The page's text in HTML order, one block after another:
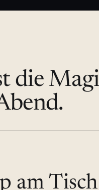
die
am Tisch